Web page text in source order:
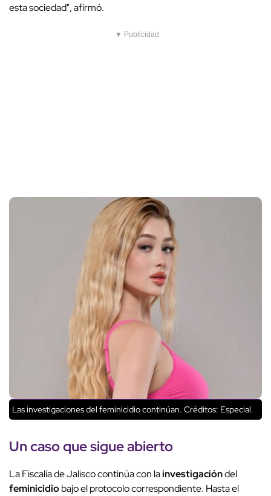
esta sociedad", afirmó.
▼ Publicidad
Las investigaciones del feminicidio continúan. Créditos: Especial.
Un caso que sigue abierto
La Fiscalía de Jalisco continúa con lainvestigacióndel
feminicidiobajo el protocolo correspondiente. Hasta el